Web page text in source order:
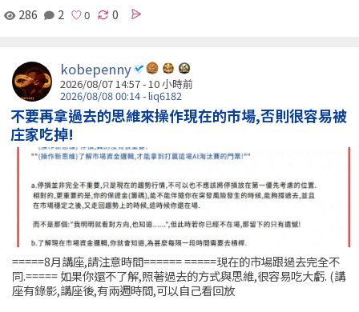
286 2 0
kobepenny
2026/08/07 14:57 -10 小時前
2026/08/08 00:14 - liq6182
不要再拿過去的思維來操作現在的市場,否則很容易被
庄家吃掉!
=====8月講座,請注意時間====== =====現在的市場跟過去完全不
同.===== 如果你還不了解,照著過去的方式與思維,很容易吃大虧. (講
座有錄影,講座後,有兩週時間,可以自己看回放